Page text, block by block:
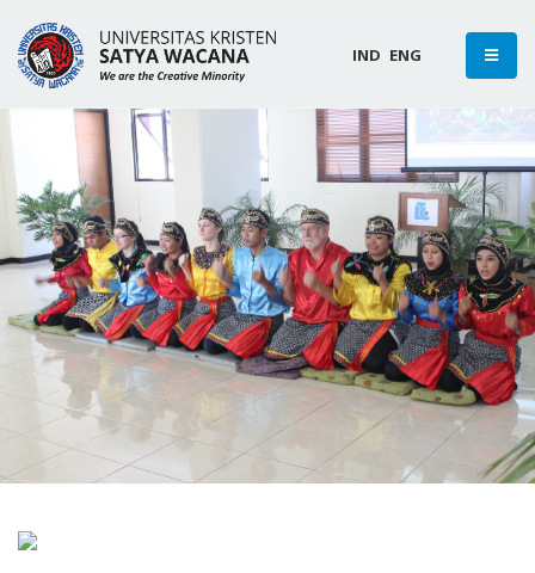
IND ENG